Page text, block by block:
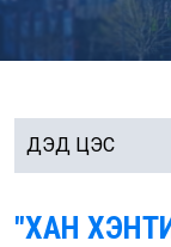
ДЭД ЦЭС
"ХАН